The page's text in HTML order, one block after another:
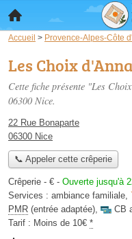
Accueil > Provence-Alpes-Côte
Les Choix d'Anna
Cette fiche présente "Les
06300 Nice.
22 Rue Bonaparte
06300 Nice
📞 Appeler cette crêperie
Crêperie - € - Ouverte jusqu'à
Services : ambiance familiale,
PMR (entrée adaptée), CB
Tarif : Moins de 10€ *